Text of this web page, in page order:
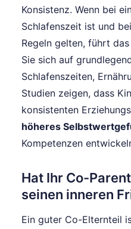
Konsistenz. Wenn bei
Schlafenszeit ist und
Regeln gelten, führt
Sie sich auf
Schlafenszeiten,
Studien zeigen, dass
konsistenten
höheres
Kompetenzen
Hat Ihr Co-
seinen inneren
Ein guter Co-Elternteil